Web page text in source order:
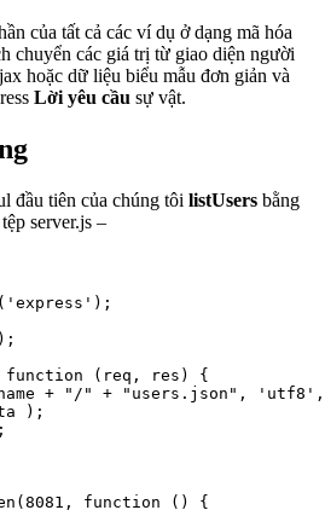
của tất cả các ví dụ ở dạng mã hóa
chuyển các giá trị từ giao diện người
hoặc dữ liệu biểu mẫu đơn giản và
Lời yêu cầu sự vật.
đầu tiên của chúng tôi listUsers bằng
server.js –
(req, res) {
+ "/" + "users.json",
);
function () {